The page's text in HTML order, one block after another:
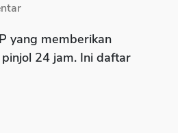
yang memberikan
24 jam. Ini daftar